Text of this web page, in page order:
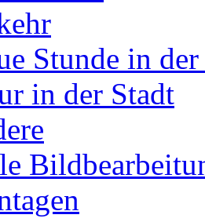
Stunde in
in der Stadt